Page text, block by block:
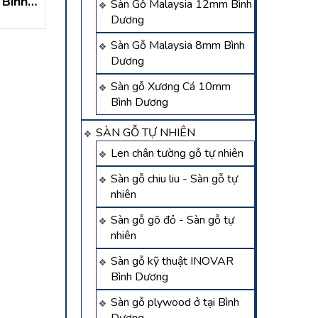
Sàn Gỗ Malaysia 12mm Bình
Dương
Sàn Gỗ Malaysia 8mm Bình
Dương
Sàn gỗ Xương Cá 10mm
Bình Dương
SÀN GỖ TỰ NHIÊN
Len chân tường gỗ tự nhiên
Sàn gỗ chiu liu - Sàn gỗ tự
nhiên
Sàn gỗ gõ đỏ - Sàn gỗ tự
nhiên
Sàn gỗ kỹ thuật INOVAR
Bình Dương
Sàn gỗ plywood ở tại Bình
Bình Dương
Liên hệ